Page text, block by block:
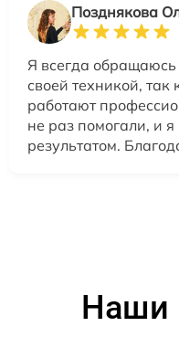
Позднякова
Я всегда обращаюсь
своей техникой, так
работают
не раз помогали, и я
результатом.
Наши